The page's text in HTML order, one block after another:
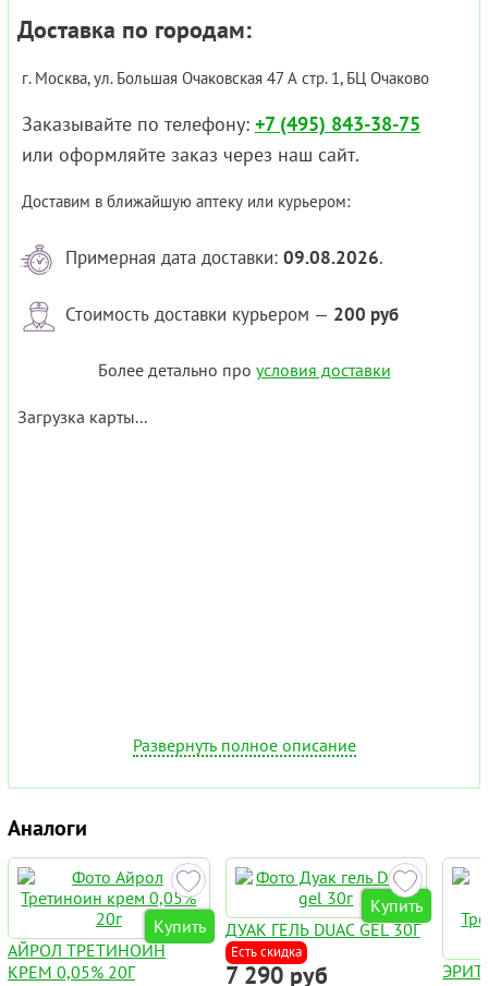
Доставка по городам:
г. Москва, ул. Большая Очаковская 47 А стр. 1, БЦ Очаково
Заказывайте по телефону: +7 (495) 843-38-75
или оформляйте заказ через наш сайт.
Доставим в ближайшую аптеку или курьером:
Примерная дата доставки: 09.08.2026.
Стоимость доставки курьером — 200 руб
Более детально про условия доставки
Загрузка карты...
Развернуть полное описание
Аналоги
Купить
АЙРОЛ ТРЕТИНОИН
КРЕМ 0,05% 20Г
Купить
ДУАК ГЕЛЬ DUAC GEL 30Г
Есть скидка
7 290 руб